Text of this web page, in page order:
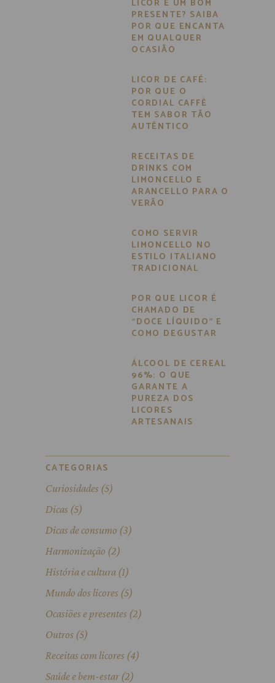
LICOR É UM BOM
PRESENTE? SAIBA
POR QUE ENCANTA
EM QUALQUER
OCASIÃO
LICOR DE CAFÉ:
POR QUE O
CORDIAL CAFFÈ
TEM SABOR TÃO
AUTÊNTICO
RECEITAS DE
DRINKS COM
LIMONCELLO E
ARANCELLO PARA O
VERÃO
COMO SERVIR
LIMONCELLO NO
ESTILO ITALIANO
TRADICIONAL
POR QUE LICOR É
CHAMADO DE
“DOCE LÍQUIDO” E
COMO DEGUSTAR
ÁLCOOL DE CEREAL
96%: O QUE
GARANTE A
PUREZA DOS
LICORES
ARTESANAIS
CATEGORIAS
Curiosidades (5)
Dicas (5)
Dicas de consumo (3)
Harmonização (2)
História e cultura (1)
Mundo dos licores (5)
Ocasiões e presentes (2)
Outros (5)
Receitas com licores (4)
Saúde e bem-estar(2)